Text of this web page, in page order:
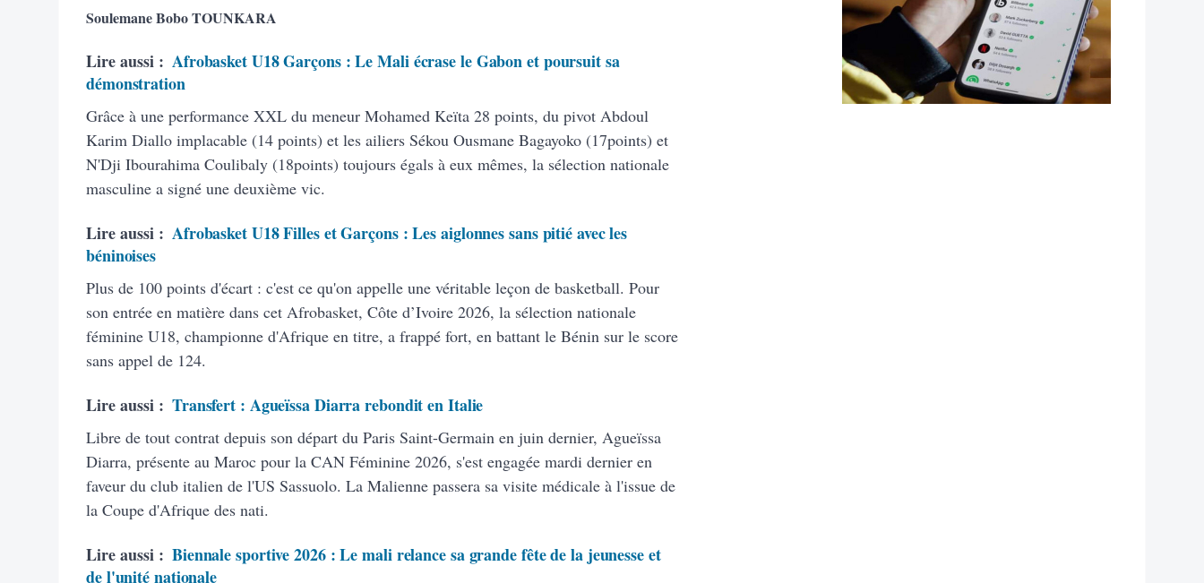
Soulemane Bobo TOUNKARA
Lire aussi : Afrobasket U18 Garçons : Le Mali écrase le Gabon et poursuit sa
démonstration
Grâce à une performance XXL du meneur Mohamed Keïta 28 points, du pivot Abdoul
Karim Diallo implacable (14 points) et les ailiers Sékou Ousmane Bagayoko (17points) et
N'Dji Ibourahima Coulibaly (18points) toujours égals à eux mêmes, la sélection nationale
masculine a signé une deuxième vic.
Lire aussi : Afrobasket U18 Filles et Garçons : Les aiglonnes sans pitié avec les
béninoises
Plus de 100 points d'écart : c'est ce qu'on appelle une véritable leçon de basketball. Pour
son entrée en matière dans cet Afrobasket, Côte d’Ivoire 2026, la sélection nationale
féminine U18, championne d'Afrique en titre, a frappé fort, en battant le Bénin sur le score
sans appel de 124.
Lire aussi : Transfert : Agueïssa Diarra rebondit en Italie
Libre de tout contrat depuis son départ du Paris Saint-Germain en juin dernier, Agueïssa
Diarra, présente au Maroc pour la CAN Féminine 2026, s'est engagée mardi dernier en
faveur du club italien de l'US Sassuolo. La Malienne passera sa visite médicale à l'issue de
la Coupe d'Afrique des nati.
Lire aussi : Biennale sportive 2026 : Le mali relance sa grande fête de la jeunesse et
de l'unité nationale